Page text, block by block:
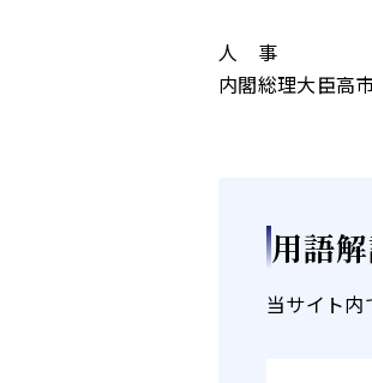
人 事
内閣総理大臣高
用語
当サイト内